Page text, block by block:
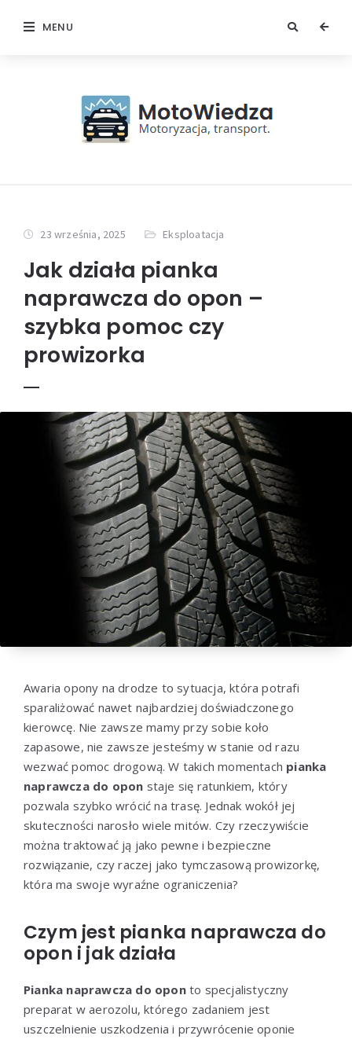
MENU
23 września, 2025 Eksploatacja
Jak działa pianka
naprawcza do opon –
szybka pomoc czy
prowizorka
Awaria opony na drodze to sytuacja, która potrafi
sparaliżować nawet najbardziej doświadczonego
kierowcę. Nie zawsze mamy przy sobie koło
zapasowe, nie zawsze jesteśmy w stanie od razu
wezwać pomoc drogową. W takich momentach pianka
naprawcza do opon staje się ratunkiem, który
pozwala szybko wrócić na trasę. Jednak wokół jej
skuteczności narosło wiele mitów. Czy rzeczywiście
można traktować ją jako pewne i bezpieczne
rozwiązanie, czy raczej jako tymczasową prowizorkę,
która ma swoje wyraźne ograniczenia?
Czym jest pianka naprawcza do
opon i jak działa
Pianka naprawcza do oponto specjalistyczny
preparat w aerozolu, którego zadaniem jest
uszczelnienie uszkodzenia i przywrócenie oponie